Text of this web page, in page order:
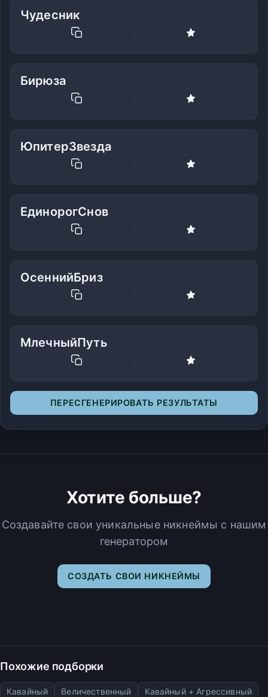
Чудесник
Бирюза
ЮпитерЗвезда
ЕдинорогСнов
ОсеннийБриз
МлечныйПуть
ПЕРЕСГЕНЕРИРОВАТЬ РЕЗУЛЬТАТЫ
Хотите больше?
Создавайте свои уникальные никнеймы с нашим
генератором
СОЗДАТЬ СВОИ НИКНЕЙМЫ
Похожие подборки
Кавайный Величественный
Кавайный + Агрессивный